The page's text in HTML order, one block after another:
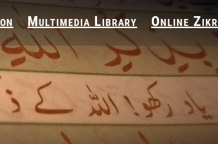
Multimedia Library Online Zikr